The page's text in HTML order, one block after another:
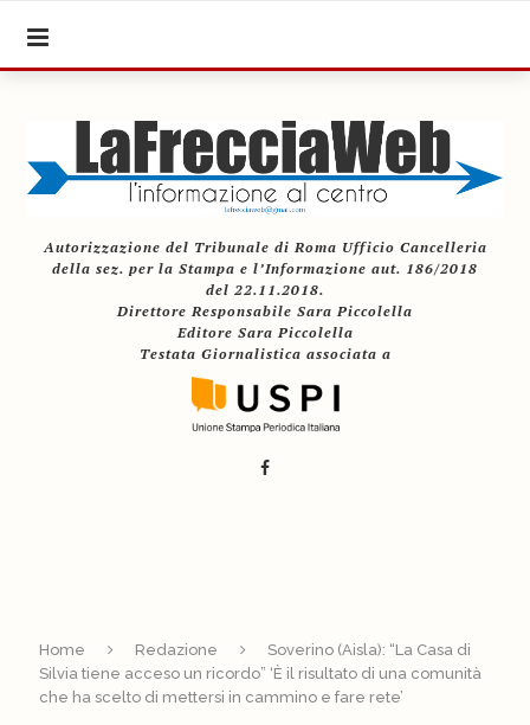
Autorizzazione del Tribunale di Roma Ufficio Cancelleria
della sez. per la Stampa e l’Informazione aut. 186/2018
del 22.11.2018.
Direttore Responsabile Sara Piccolella
Editore Sara Piccolella
Testata Giornalistica associata a
Home Redazione
Soverino (Aisla): “La Casa di
Silvia tiene acceso un ricordo” ‘È il risultato di una comunità
che ha scelto di mettersi in cammino e fare rete’